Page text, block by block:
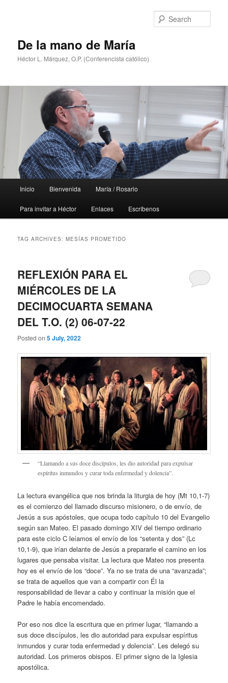
De la mano de María
Héctor L. Márquez, O.P. (Conferencista católico)
Inicio Bienvenida María / Rosario
Para invitar a Héctor Enlaces Escríbenos
TAG ARCHIVES:MESÍAS PROMETIDO
REFLEXIÓN PARA EL
MIÉRCOLES DE LA
DECIMOCUARTA SEMANA
DEL T.O. (2) 06-07-22
Posted on5 July, 2022
“Llamando a sus doce discípulos, les dio autoridad para expulsar
espíritus inmundos y curar toda enfermedad y dolencia”.
La lectura evangélica que nos brinda la liturgia de hoy (Mt 10,1-7)
es el comienzo del llamado discurso misionero, o de envío, de
Jesús a sus apóstoles, que ocupa todo capítulo 10 del Evangelio
según san Mateo. El pasado domingo XIV del tiempo ordinario
para este ciclo C leíamos el envío de los “setenta y dos” (Lc
10,1-9), que irían delante de Jesús a prepararle el camino en los
lugares que pensaba visitar. La lectura que Mateo nos presenta
hoy es el envío de los “doce”. Ya no se trata de una “avanzada”;
se trata de aquellos que van a compartir con Él la
responsabilidad de llevar a cabo y continuar la misión que el
Padre le había encomendado.
Por eso nos dice la escritura que en primer lugar, “llamando a
sus doce discípulos, les dio autoridad para expulsar espíritus
inmundos y curar toda enfermedad y dolencia”. Les delegó su
autoridad. Los primeros obispos. El primer signo de la Iglesia
apostólica.